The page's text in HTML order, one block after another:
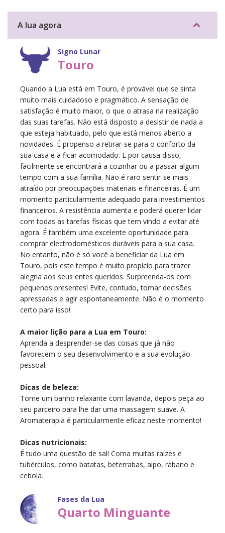
A lua agora
Signo Lunar
Touro
Quando a Lua está em Touro, é provável que se sinta
muito mais cuidadoso e pragmático. A sensação de
satisfação é muito maior, o que o atrasa na realização
das suas tarefas. Não está disposto a desistir de nada a
que esteja habituado, pelo que está menos aberto a
novidades. É propenso a retirar-se para o conforto da
sua casa e a ficar acomodado. E por causa disso,
facilmente se encontrará a cozinhar ou a passar algum
tempo com a sua família. Não é raro sentir-se mais
atraído por preocupações materiais e financeiras. É um
momento particularmente adequado para investimentos
financeiros. A resistência aumenta e poderá querer lidar
com todas as tarefas físicas que tem vindo a evitar até
agora. É também uma excelente oportunidade para
comprar electrodomésticos duráveis para a sua casa.
No entanto, não é só você a beneficiar da Lua em
Touro, pois este tempo é muito propício para trazer
alegria aos seus entes queridos. Surpreenda-os com
pequenos presentes! Evite, contudo, tomar decisões
apressadas e agir espontaneamente. Não é o momento
certo para isso!
A maior lição para a Lua em Touro:
Aprenda a desprender-se das coisas que já não
favorecem o seu desenvolvimento e a sua evolução
pessoal.
Dicas de beleza:
Tome um banho relaxante com lavanda, depois peça ao
seu parceiro para lhe dar uma massagem suave. A
Aromaterapia é particularmente eficaz neste momento!
Dicas nutricionais:
É tudo uma questão de sal! Coma muitas raízes e
tubérculos, como batatas, beterrabas, aipo, rábano e
cebola.
Fases da Lua
Quarto Minguante